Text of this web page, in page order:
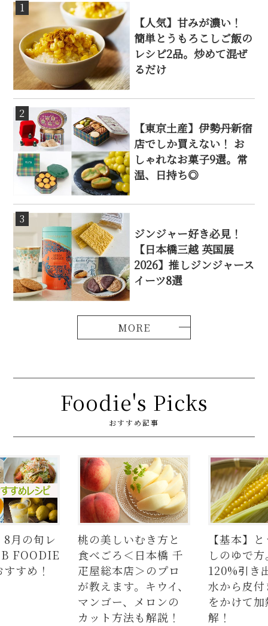
1
【人気】甘みが濃い！
簡単とうもろこしご飯の
レシピ2品。炒めて混ぜ
るだけ
2
【東京土産】伊勢丹新宿
店でしか買えない！ お
しゃれなお菓子9選。常
温、日持ち◎
3
ジンジャー好き必見！
【日本橋三越 英国展
2026】推しジンジャース
イーツ8選
Foodie's Picks
おすすめ記事
いむき方と
＜日本橋 千
店＞のプロ
【基本】とうもろこ
しのゆで方。甘さを
120%引き出すには、
水から皮付き＆時間
をかけて加熱が正
解！
【簡単
の人気
ラダは
麺、よ
つかな